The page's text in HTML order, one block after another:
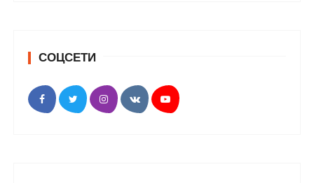
СОЦСЕТИ